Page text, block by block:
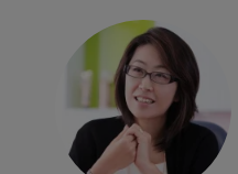
」が出来た経緯とその後の効果
革が実現できていない企業へ、
その考え方についてお話し頂きま